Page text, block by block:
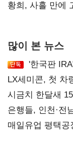
달리해야"
황희, 사흘 만에
많이 본 뉴스
'한국판
LX세미콘, 첫 차
공급
시금치 한달새
은행들, 인천·전
매일유업 평택공